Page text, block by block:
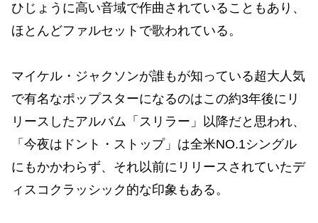
ひじょうに高い音域で作曲されていることもあり、
ほとんどファルセットで歌われている。
マイケル・ジャクソンが誰もが知っている超大人気
で有名なポップスターになるのはこの約3年後にリ
リースしたアルバム「スリラー」以降だと思われ、
「今夜はドント・ストップ」は全米NO.1シングル
にもかかわらず、それ以前にリリースされていたデ
ィスコクラッシック的な印象もある。